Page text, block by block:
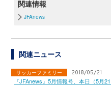
関連情報
JFAnews
関連ニュース
サッカーファミリー 2018/05/21
『JFAnews』5月情報号、本日（5月